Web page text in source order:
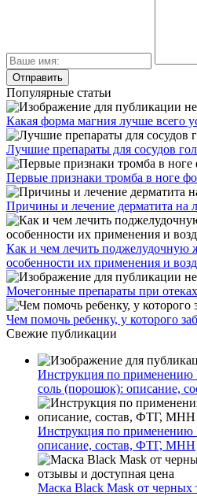
Популярные статьи
Какая форма магния лучше всего
Лучшие препараты для сосудов
Первые признаки тромба в ноге
Причины и лечение дерматита на
Как и чем лечить поджелудочную
особенности их применения и
Мочегонные препараты при отеках
Чем помочь ребенку, у которого
Свежие публикации
Инструкция по применению
соль (порошок): описание,
Инструкция по применению
описание, состав, ФТГ, МНН
Маска Black Mask от